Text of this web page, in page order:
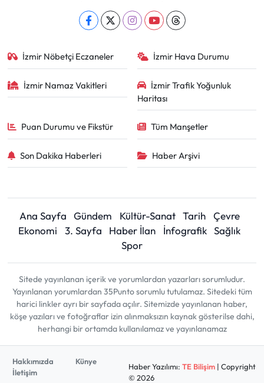
İzmir Nöbetçi Eczaneler İzmir Hava Durumu
İzmir Namaz Vakitleri
İzmir Trafik Yoğunluk
Haritası
Puan Durumu ve Fikstür Tüm Manşetler
Son Dakika Haberleri Haber Arşivi
Ana Sayfa Gündem Kültür-Sanat Tarih
Çevre
Ekonomi
3. Sayfa Haber İlan İnfografik Sağlık
Spor
Sitede yayınlanan içerik ve yorumlardan yazarları sorumludur.
Yayınlanan yorumlardan 35Punto sorumlu tutulamaz. Sitedeki tüm
harici linkler ayrı bir sayfada açılır. Sitemizde yayınlanan haber,
köşe yazıları ve fotoğraflar izin alınmaksızın kaynak gösterilse dahi,
herhangi bir ortamda kullanılamaz ve yayınlanamaz
Hakkımızda
Künye
İletişim
Haber Yazılımı: TE Bilişim| Copyright
© 2026